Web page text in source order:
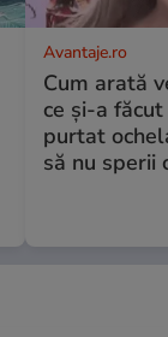
Avantaje.ro
Cum arată
ce și-a
purtat
să nu sperii